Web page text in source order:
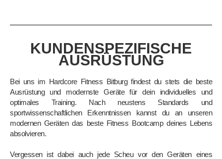
KUNDENSPEZIFISCHE
AUSRÜSTUNG
Bei uns im Hardcore Fitness Bitburg findest du stets die beste
Ausrüstung und modernste Geräte für
dein individuelles und
optimales Training. Nach neustens Standards und
sportwissenschaftlichen
Erkenntnissen kannst du an unseren
modernen Geräten das beste Fitness Bootcamp deines Lebens
absolvieren.
Vergessen ist dabei auch jede Scheu vor den Geräten eines